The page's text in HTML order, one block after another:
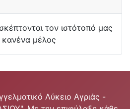
τον ιστότοπό μας
κανένα μέλος
Λύκειο Αγριάς -